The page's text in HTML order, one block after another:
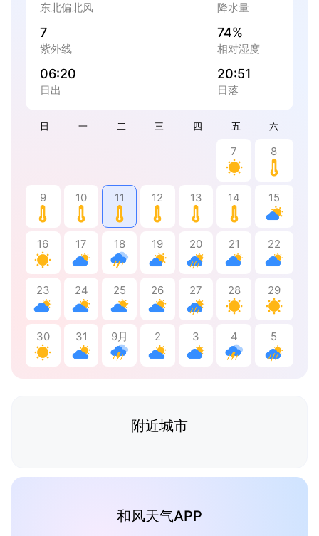
日 一 二 三 四 五 六
7 8
9 10 11 12 13 14 15
16 17 18 19 20 21 22
23 24 25 26 27 28 29
30 31 9月 2 3 4 5
东北偏北风 降水量
7
紫外线
74%
相对湿度
06:20
日出
20:51
日落
附近城市
和风天气APP